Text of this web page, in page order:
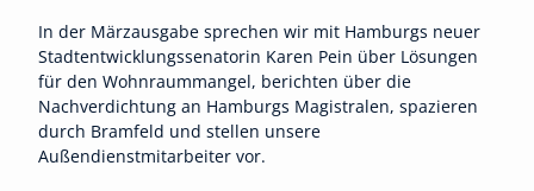
In der Märzausgabe sprechen wir mit Hamburgs neuer
Stadtentwicklungssenatorin Karen Pein über Lösungen
für den Wohnraummangel, berichten über die
Nachverdichtung an Hamburgs Magistralen, spazieren
durch Bramfeld und stellen unsere
Außendienstmitarbeiter vor.